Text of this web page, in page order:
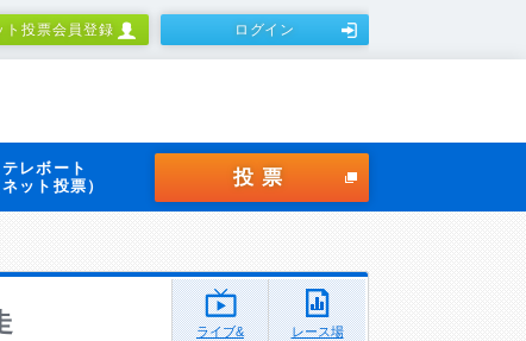
ト投票会員登録 ログイン
テレボート
ネット投票）
投票
ライブ&
レース場